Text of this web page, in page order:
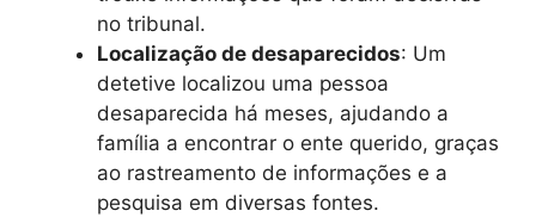
no tribunal.
Localização de desaparecidos: Um
detetive localizou uma pessoa
desaparecida há meses, ajudando a
família a encontrar o ente querido, graças
ao rastreamento de informações e a
pesquisa em diversas fontes.